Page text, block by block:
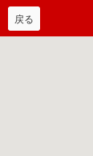
戻る